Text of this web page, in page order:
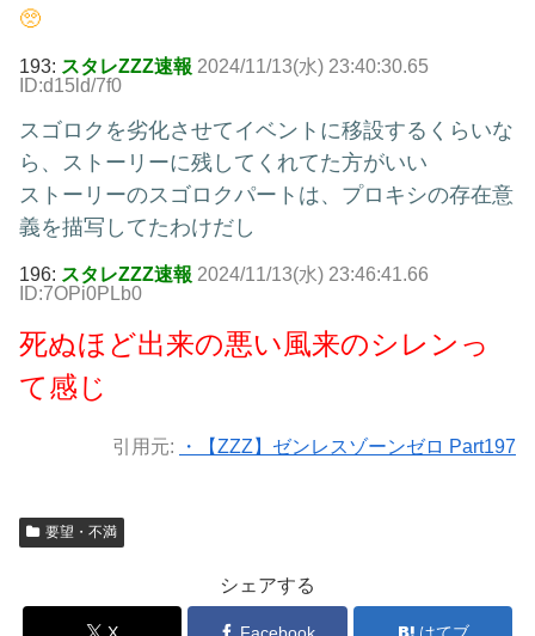
🥺
193: スタレZZZ速報 2024/11/13(水) 23:40:30.65
ID:d15ld/7f0
スゴロクを劣化させてイベントに移設するくらいな
ら、ストーリーに残してくれてた方がいい
ストーリーのスゴロクパートは、プロキシの存在意
義を描写してたわけだし
196: スタレZZZ速報 2024/11/13(水) 23:46:41.66
ID:7OPi0PLb0
死ぬほど出来の悪い風来のシレンっ
て感じ
引用元: ・【ZZZ】ゼンレスゾーンゼロ Part197
要望・不満
シェアする
X Facebook はてブ